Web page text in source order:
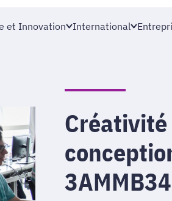
et Innovation International